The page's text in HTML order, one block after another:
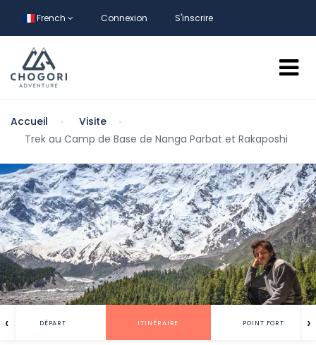
French Connexion S'inscrire
Accueil
Visite
Trek au Camp de Base de Nanga Parbat et Rakaposhi
DÉPART ITINÉRAIRE POINT FORT
‹ ›